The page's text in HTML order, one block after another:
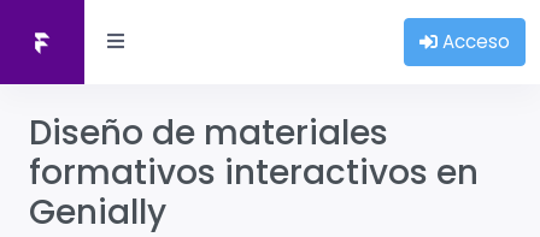
Acceso
Diseño de materiales
formativos interactivos en
Genially